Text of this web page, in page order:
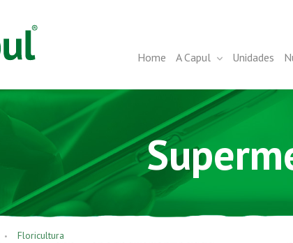
Home
A Capul Unidades
Floricultura